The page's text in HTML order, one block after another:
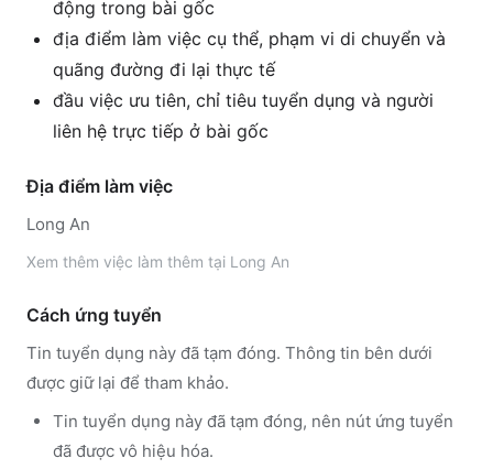
động trong bài gốc
địa điểm làm việc cụ thể, phạm vi di chuyển và
quãng đường đi lại thực tế
đầu việc ưu tiên, chỉ tiêu tuyển dụng và người
liên hệ trực tiếp ở bài gốc
Địa điểm làm việc
Long An
Xem thêm việc làm thêm tại Long An
Cách ứng tuyển
Tin tuyển dụng này đã tạm đóng. Thông tin bên dưới
được giữ lại để tham khảo.
Tin tuyển dụng này đã tạm đóng, nên nút ứng tuyển
đã được vô hiệu hóa.